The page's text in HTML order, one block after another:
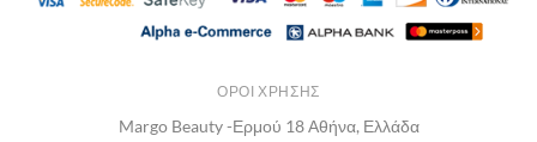
ΌΡΟΙ ΧΡΉΣΗΣ
Margo Beauty -Ερμού 18 Αθήνα, Ελλάδα